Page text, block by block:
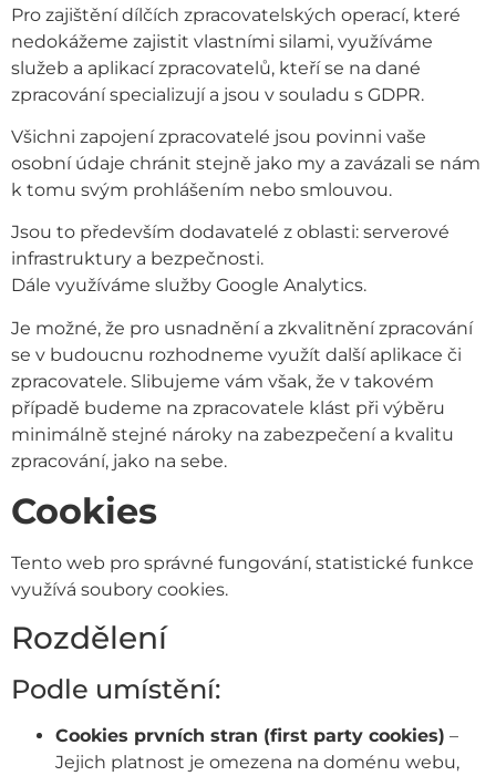
Pro zajištění dílčích zpracovatelských operací, které
nedokážeme zajistit vlastními silami, využíváme
služeb a aplikací zpracovatelů, kteří se na dané
zpracování specializují a jsou v souladu s GDPR.
Všichni zapojení zpracovatelé jsou povinni vaše
osobní údaje chránit stejně jako my a zavázali se nám
k tomu svým prohlášením nebo smlouvou.
Jsou to především dodavatelé z oblasti: serverové
infrastruktury a bezpečnosti.
Dále využíváme služby Google Analytics.
Je možné, že pro usnadnění a zkvalitnění zpracování
se v budoucnu rozhodneme využít další aplikace či
zpracovatele. Slibujeme vám však, že v takovém
případě budeme na zpracovatele klást při výběru
minimálně stejné nároky na zabezpečení a kvalitu
zpracování, jako na sebe.
Cookies
Tento web pro správné fungování, statistické funkce
využívá soubory cookies.
Rozdělení
Podle umístění:
Cookies prvních stran (first party cookies) –
Jejich platnost je omezena na doménu webu,